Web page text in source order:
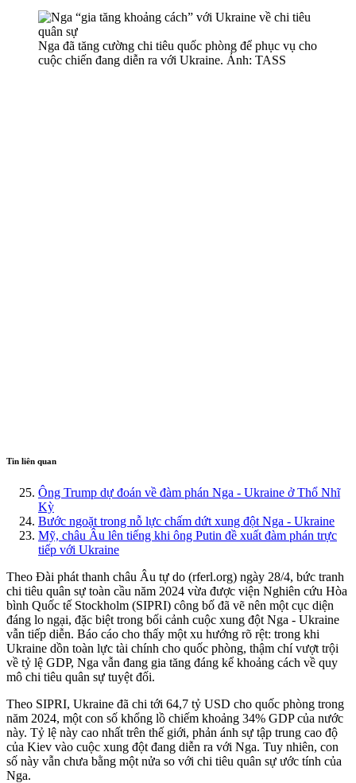
Nga đã tăng cường chi tiêu quốc phòng để phục vụ cho
cuộc chiến đang diễn ra với Ukraine. Ảnh: TASS
Tin liên quan
Ông Trump dự đoán về đàm phán Nga - Ukraine ở Thổ Nhĩ
Kỳ
Bước ngoặt trong nỗ lực chấm dứt xung đột Nga - Ukraine
Mỹ, châu Âu lên tiếng khi ông Putin đề xuất đàm phán trực
tiếp với Ukraine
Theo Đài phát thanh châu Âu tự do (rferl.org) ngày 28/4, bức tranh
chi tiêu quân sự toàn cầu năm 2024 vừa được viện Nghiên cứu Hòa
bình Quốc tế Stockholm (SIPRI) công bố đã vẽ nên một cục diện
đáng lo ngại, đặc biệt trong bối cảnh cuộc xung đột Nga - Ukraine
vẫn tiếp diễn. Báo cáo cho thấy một xu hướng rõ rệt: trong khi
Ukraine dồn toàn lực tài chính cho quốc phòng, thậm chí vượt trội
về tỷ lệ GDP, Nga vẫn đang gia tăng đáng kể khoảng cách về quy
mô chi tiêu quân sự tuyệt đối.
Theo SIPRI, Ukraine đã chi tới 64,7 tỷ USD cho quốc phòng trong
năm 2024, một con số khổng lồ chiếm khoảng 34% GDP của nước
này. Tỷ lệ này cao nhất trên thế giới, phản ánh sự tập trung cao độ
của Kiev vào cuộc xung đột đang diễn ra với Nga. Tuy nhiên, con
số này vẫn chưa bằng một nửa so với chi tiêu quân sự ước tính của
Nga.